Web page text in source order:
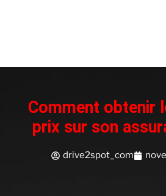
Comment obtenir
prix sur son
drive2spot_com